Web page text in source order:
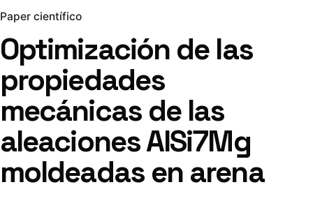
Paper científico
Optimización de las
propiedades
mecánicas de las
aleaciones AlSi7Mg
moldeadas en arena